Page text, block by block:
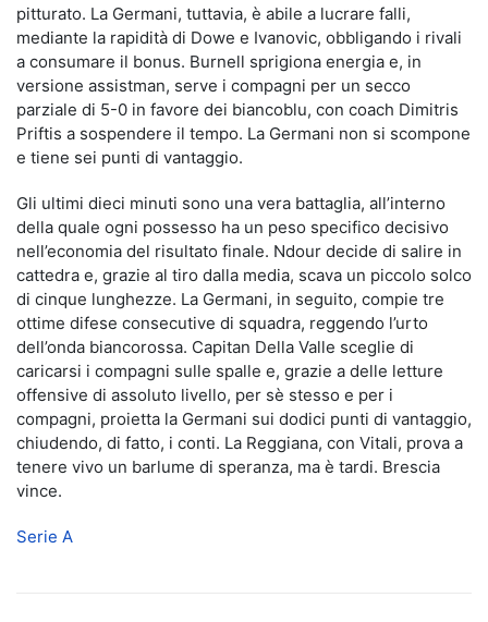
pitturato. La Germani, tuttavia, è abile a lucrare falli,
mediante la rapidità di Dowe e Ivanovic, obbligando i rivali
a consumare il bonus. Burnell sprigiona energia e, in
versione assistman, serve i compagni per un secco
parziale di 5-0 in favore dei biancoblu, con coach Dimitris
Priftis a sospendere il tempo. La Germani non si scompone
e tiene sei punti di vantaggio.
Gli ultimi dieci minuti sono una vera battaglia, all’interno
della quale ogni possesso ha un peso specifico decisivo
nell’economia del risultato finale. Ndour decide di salire in
cattedra e, grazie al tiro dalla media, scava un piccolo solco
di cinque lunghezze. La Germani, in seguito, compie tre
ottime difese consecutive di squadra, reggendo l’urto
dell’onda biancorossa. Capitan Della Valle sceglie di
caricarsi i compagni sulle spalle e, grazie a delle letture
offensive di assoluto livello, per sè stesso e per i
compagni, proietta la Germani sui dodici punti di vantaggio,
chiudendo, di fatto, i conti. La Reggiana, con Vitali, prova a
tenere vivo un barlume di speranza, ma è tardi. Brescia
vince.
Serie A